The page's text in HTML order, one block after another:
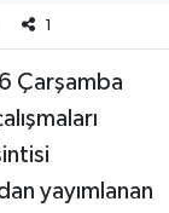
1
Çarşamba
yayımlanan